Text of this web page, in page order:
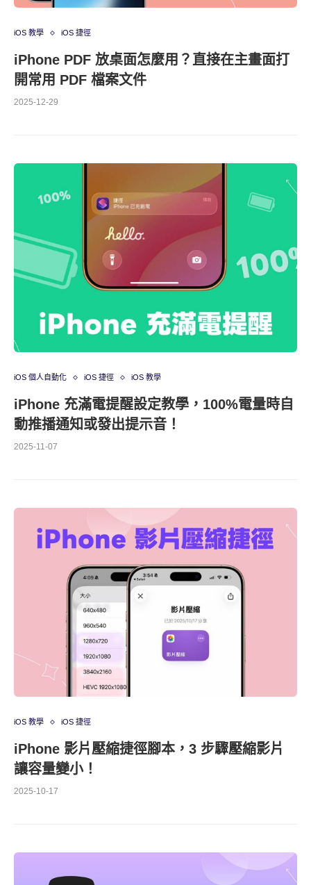
iOS 教學 iOS 捷徑
iPhone PDF 放桌面怎麼用？直接在主畫面打
開常用 PDF 檔案文件
2025-12-29
iOS 個人自動化 iOS 捷徑 iOS 教學
iPhone 充滿電提醒設定教學，100%電量時自
動推播通知或發出提示音！
2025-11-07
iOS 教學 iOS 捷徑
iPhone 影片壓縮捷徑腳本，3 步驟壓縮影片
讓容量變小！
2025-10-17